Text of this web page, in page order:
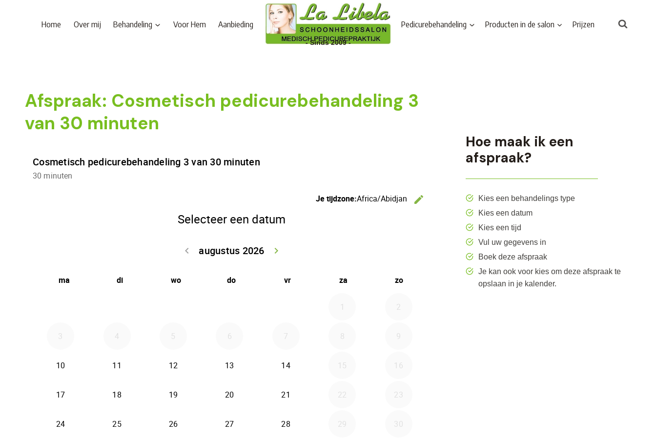
Home Over mij Behandeling Voor Hem Aanbieding
- Sinds 2009 -
Pedicurebehandeling Producten in de salon Prijzen
Afspraak: Cosmetisch pedicurebehandeling 3
van 30 minuten
Hoe maak ik een
afspraak?
Kies een behandelings type
Kies een datum
Kies een tijd
Vul uw gegevens in
Boek deze afspraak
Je kan ook voor kies om deze afspraak te
opslaan in je kalender.